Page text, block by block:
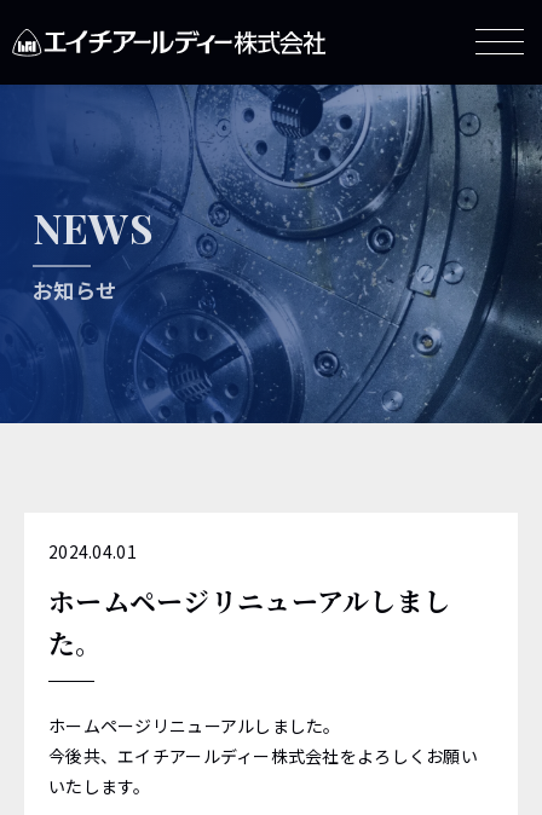
NEWS
お知らせ
2024.04.01
ホームページリニューアルしまし
た。
ホームページリニューアルしました。
今後共、エイチアールディー株式会社をよろしくお願い
いたします。